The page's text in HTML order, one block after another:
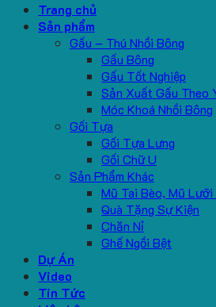
Trang chủ
Sản phẩm
Gấu – Thú Nhồi Bông
Gấu Bông
Gấu Tốt Nghiệp
Sản Xuất Gấu Theo
Móc Khoá Nhồi Bông
Gối Tựa
Gối Tựa Lưng
Gối Chữ U
Sản Phẩm Khác
Mũ Tai Bèo, Mũ Lưỡi
Quà Tặng Sự Kiện
Chăn Nỉ
Ghế Ngồi Bệt
Dự Án
Video
Tin Tức